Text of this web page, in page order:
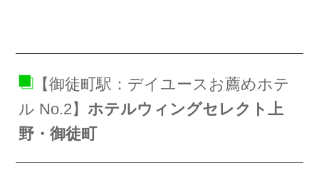
【御徒町駅：デイユースお薦めホテ
ル No.2】ホテルウィングセレクト上
野・御徒町